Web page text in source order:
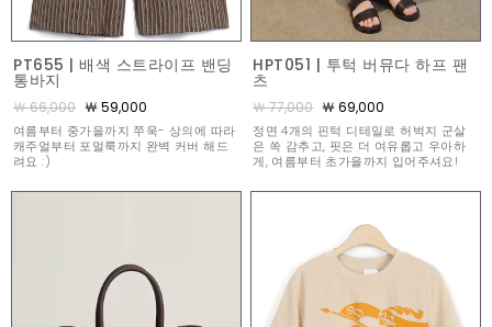
PT655 | 배색 스트라이프 밴딩
통바지
￦ 66,000 ￦ 59,000
여름부터 중가을까지 쭈욱- 상의에 따라
캐주얼부터 포멀룩까지 완벽 커버 해드
려요 :)
HPT051 | 투턱 버뮤다 하프 팬
츠
￦ 77,000 ￦ 69,000
정면 4개의 핀턱 디테일로 허벅지 군살
은 쏙 감추고, 핏은 더 여유롭고 우아하
게, 여름부터 초가을까지 입어주셔요!